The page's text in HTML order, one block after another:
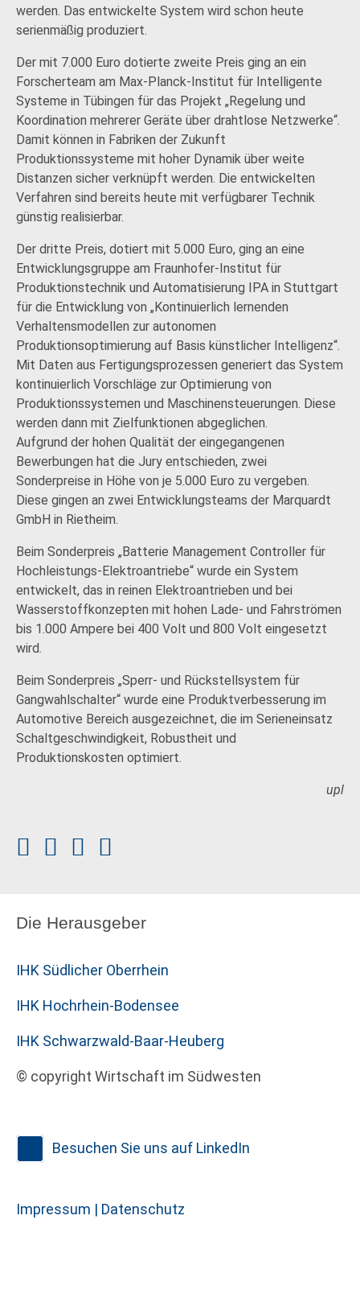
werden. Das entwickelte System wird schon heute
serienmäßig produziert.
Der mit 7.000 Euro dotierte zweite Preis ging an ein
Forscherteam am Max-Planck-Institut für Intelligente
Systeme in Tübingen für das Projekt „Regelung und
Koordination mehrerer Geräte über drahtlose Netzwerke“.
Damit können in Fabriken der Zukunft
Produktionssysteme mit hoher Dynamik über weite
Distanzen sicher verknüpft werden. Die entwickelten
Verfahren sind bereits heute mit verfügbarer Technik
günstig realisierbar.
Der dritte Preis, dotiert mit 5.000 Euro, ging an eine
Entwicklungsgruppe am Fraunhofer-Institut für
Produktionstechnik und Automatisierung IPA in Stuttgart
für die Entwicklung von „Kontinuierlich lernenden
Verhaltensmodellen zur autonomen
Produktionsoptimierung auf Basis künstlicher Intelligenz“.
Mit Daten aus Fertigungsprozessen generiert das System
kontinuierlich Vorschläge zur Optimierung von
Produktionssystemen und Maschinensteuerungen. Diese
werden dann mit Zielfunktionen abgeglichen.
Aufgrund der hohen Qualität der eingegangenen
Bewerbungen hat die Jury entschieden, zwei
Sonderpreise in Höhe von je 5.000 Euro zu vergeben.
Diese gingen an zwei Entwicklungsteams der Marquardt
GmbH in Riet­heim.
Beim Sonderpreis „Batterie Management Controller für
Hochleistungs-Elektroantriebe“ wurde ein System
entwickelt, das in reinen Elektroantrieben und bei
Wasserstoffkonzepten mit hohen Lade- und Fahrströmen
bis 1.000 Ampere bei 400 Volt und 800 Volt eingesetzt
wird.
Beim Sonderpreis „Sperr- und Rückstellsystem für
Gangwahlschalter“ wurde eine Produktverbesserung im
Automotive Bereich ausgezeichnet, die im Serieneinsatz
Schaltgeschwindigkeit, Robustheit und
Produktionskosten optimiert.
upl
Die Herausgeber
IHK Südlicher Oberrhein
IHK Hochrhein-Bodensee
IHK Schwarzwald-Baar-Heuberg
© copyright Wirtschaft im Südwesten
Besuchen Sie uns auf LinkedIn
Impressum | Datenschutz